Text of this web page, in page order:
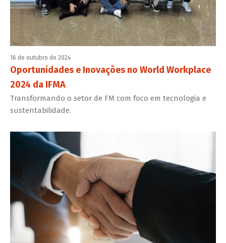
16 de outubro de 2024
Oportunidades e Inovações no World Workplace
2024 da IFMA
Transformando o setor de FM com foco em tecnologia e
sustentabilidade.